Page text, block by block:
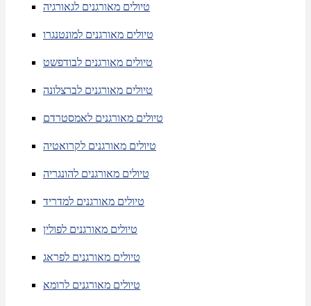
טיולים מאורגנים לגאורגיה
טיולים מאורגנים למונטנגרו
טיולים מאורגנים לבודפשט
טיולים מאורגנים לברצלונה
טיולים מאורגנים לאמסטרדם
טיולים מאורגנים לקרואטיה
טיולים מאורגנים להונגריה
טיולים מאורגנים למדריד
טיולים מאורגנים לפולין
טיולים מאורגנים לפראג
טיולים מאורגנים לרומא